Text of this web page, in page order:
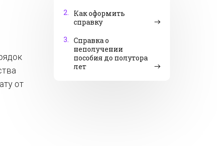
2.
Как оформить
справку
3. Справка о
неполучении
пособия до полутора
лет
от